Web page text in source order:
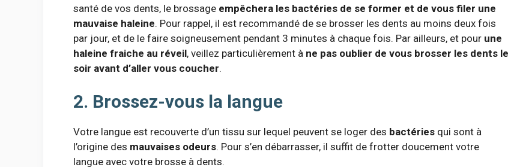
santé de vos dents, le brossage empêchera les bactéries de se former et de vous filer une
mauvaise haleine. Pour rappel, il est recommandé de se brosser les dents au moins deux fois
par jour, et de le faire soigneusement pendant 3 minutes à chaque fois. Par ailleurs, et pour une
haleine fraiche au réveil, veillez particulièrement à ne pas oublier de vous brosser les dents le
soir avant d’aller vous coucher.
2. Brossez-vous la langue
Votre langue est recouverte d’un tissu sur lequel peuvent se loger des bactéries qui sont à
l’origine des mauvaises odeurs. Pour s’en débarrasser, il suffit de frotter doucement votre
langue avec votre brosse à dents.